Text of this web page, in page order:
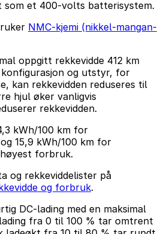
som et 400-volts batterisystem.
NMC-kjemi (nikkel-mangan-
oppgitt rekkevidde 412 km
konfigurasjon og utstyr, for
kan rekkevidden reduseres til
hjul øker vanligvis
rekkevidden.
kWh/100 km for
15,9 kWh/100 km for
forbruk.
og rekkeviddelister på
og forbruk.
DC-lading med en maksimal
fra 0 til 100 % tar omtrent